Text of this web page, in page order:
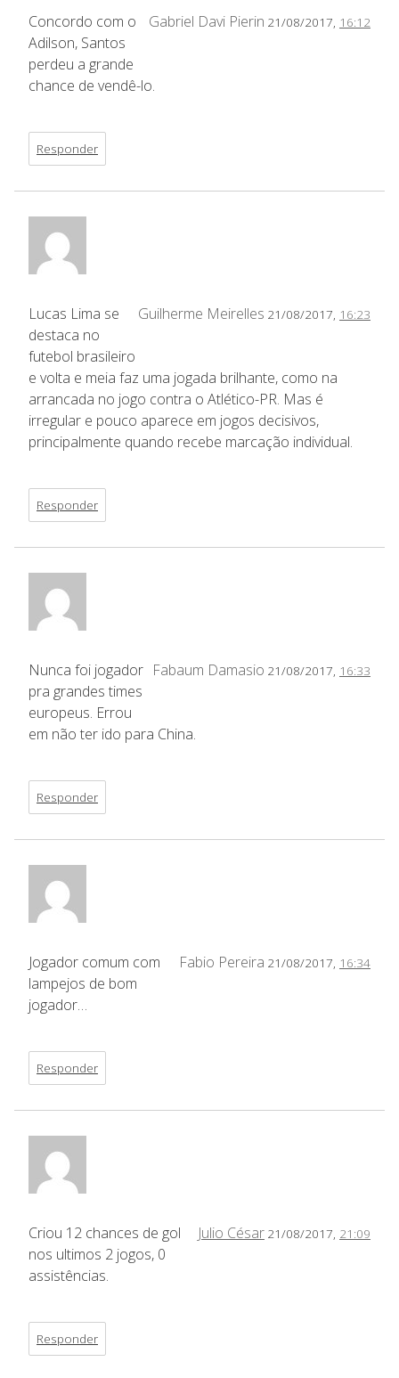
Gabriel Davi Pierin 21/08/2017, 16:12
Concordo com o
Adilson, Santos
perdeu a grande
chance de vendê-lo.
Responder
Guilherme Meirelles 21/08/2017, 16:23
Lucas Lima se
destaca no
futebol brasileiro
e volta e meia faz uma jogada brilhante, como na
arrancada no jogo contra o Atlético-PR. Mas é
irregular e pouco aparece em jogos decisivos,
principalmente quando recebe marcação individual.
Responder
Fabaum Damasio 21/08/2017, 16:33
Nunca foi jogador
pra grandes times
europeus. Errou
em não ter ido para China.
Responder
Fabio Pereira 21/08/2017, 16:34
Jogador comum com
lampejos de bom
jogador…
Responder
Julio César 21/08/2017, 21:09
Criou 12 chances de gol
nos ultimos 2 jogos, 0
assistências.
Responder